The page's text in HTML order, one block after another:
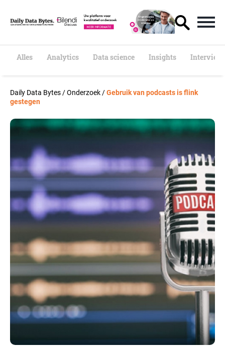
t
Alles Analytics Data science Insights
Daily Data Bytes /Onderzoek /Gebruik van podcasts is flink
gestegen